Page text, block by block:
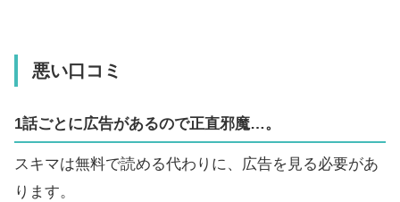
悪い口コミ
1話ごとに広告があるので正直邪魔…。
スキマは無料で読める代わりに、広告を見る必要があ
ります。